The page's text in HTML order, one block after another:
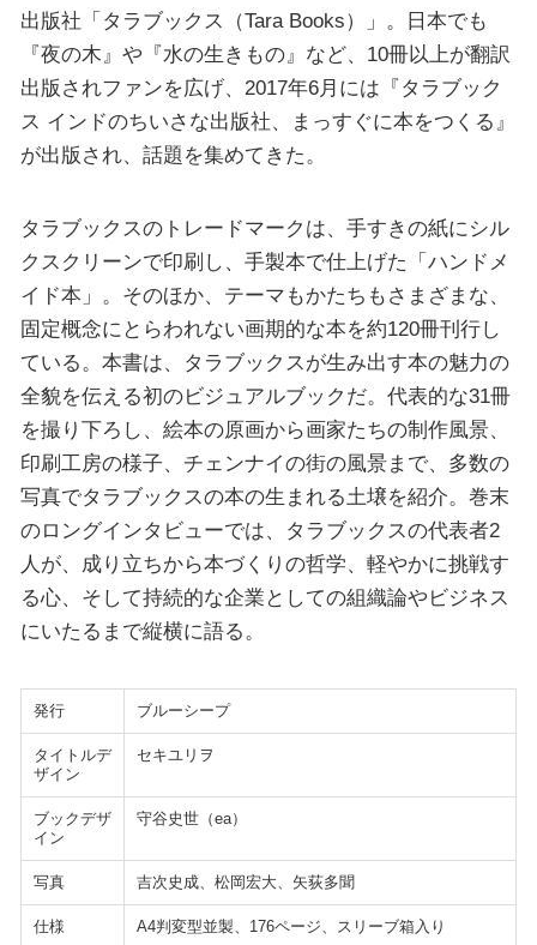
出版社「タラブックス（Tara Books）」。日本でも
『夜の木』や『水の生きもの』など、10冊以上が翻訳
出版されファンを広げ、2017年6月には『タラブック
ス インドのちいさな出版社、まっすぐに本をつくる』
が出版され、話題を集めてきた。
タラブックスのトレードマークは、手すきの紙にシル
クスクリーンで印刷し、手製本で仕上げた「ハンドメ
イド本」。そのほか、テーマもかたちもさまざまな、
固定概念にとらわれない画期的な本を約120冊刊行し
ている。本書は、タラブックスが生み出す本の魅力の
全貌を伝える初のビジュアルブックだ。代表的な31冊
を撮り下ろし、絵本の原画から画家たちの制作風景、
印刷工房の様子、チェンナイの街の風景まで、多数の
写真でタラブックスの本の生まれる土壌を紹介。巻末
のロングインタビューでは、タラブックスの代表者2
人が、成り立ちから本づくりの哲学、軽やかに挑戦す
る心、そして持続的な企業としての組織論やビジネス
にいたるまで縦横に語る。
発行 ブルーシープ
タイトルデ
ザイン
セキユリヲ
ブックデザ
イン
守谷史世（ea）
写真 吉次史成、松岡宏大、矢荻多聞
仕様 A4判変型並製、176ページ、スリーブ箱入り